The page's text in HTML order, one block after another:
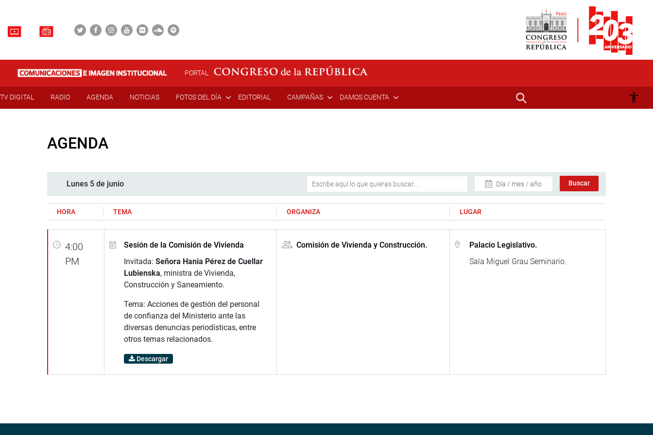
PORTAL
TV DIGITAL RADIO AGENDA NOTICIAS FOTOS DEL DÍA EDITORIAL CAMPAÑAS DAMOS CUENTA
AGENDA
Lunes 5 de junio Día / mes / año
HORA TEMA ORGANIZA LUGAR
4:00
PM
Sesión de la Comisión de Vivienda
Invitada: Señora Hania Pérez de Cuellar
Lubienska, ministra de Vivienda,
Construcción y Saneamiento.
Tema: Acciones de gestión del personal
de confianza del Ministerio ante las
diversas denuncias periodísticas, entre
otros temas relacionados.
Descargar
Comisión de Vivienda y Construcción.
Palacio Legislativo.
Sala Miguel Grau Seminario.